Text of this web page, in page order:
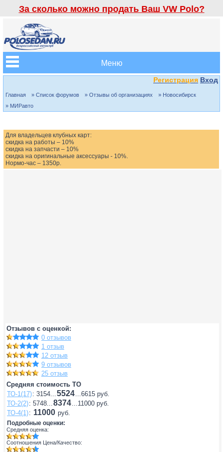
За сколько можно продать Ваш VW Polo?
Меню
Регистрация Вход
Главная » Список форумов » Отзывы об организациях
» Новосибирск
» МИРавто
Для владельцев клубных карт:
скидка на работы – 10%
скидка на запчасти – 10%
скидка на оригинальные аксессуары - 10%.
Нормо-час – 1350р.
Отзывов с оценкой:
0 отзывов
1 отзыв
12 отзыв
9 отзывов
25 отзыв
Средняя стоимость ТО
ТО-1(17): 3154...5524...6615 руб.
ТО-2(2): 5748...8374...11000 руб.
ТО-4(1): 11000 руб.
Подробные оценки:
Средняя оценка:
Соотношения Цена/Качество: